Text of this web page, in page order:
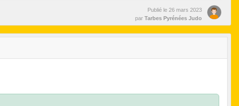
Publié le 26 mars 2023
par Tarbes Pyrénées Judo